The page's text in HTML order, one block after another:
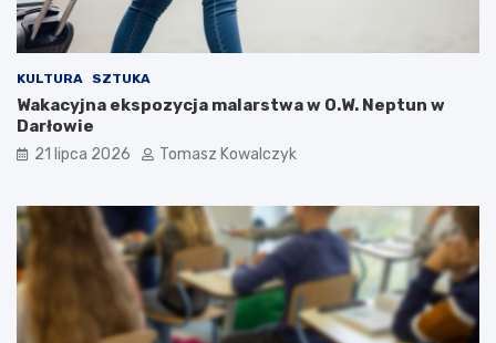
KULTURA SZTUKA
Wakacyjna ekspozycja malarstwa w O.W. Neptun w
Darłowie
21 lipca 2026 Tomasz Kowalczyk